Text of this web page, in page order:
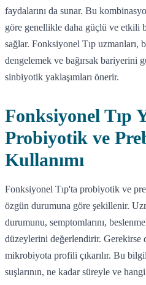
faydalarını da sunar. Bu
göre genellikle daha güçlü ve etkili
sağlar. Fonksiyonel Tıp uzmanları,
dengelemek ve bağırsak bariyerini
sinbiyotik yaklaşımları önerir.
Fonksiyonel Tıp
Probiyotik ve
Kullanımı
Fonksiyonel Tıp'ta probiyotik ve
özgün durumuna göre şekillenir.
durumunu, semptomlarını,
düzeylerini değerlendirir. Gerekirse
mikrobiyota profili çıkarılır. Bu
suşlarının, ne kadar süreyle ve